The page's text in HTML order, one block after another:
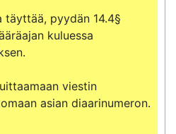
pyydän 14.4§
kuluessa
viestin
asian diaarinumeron.